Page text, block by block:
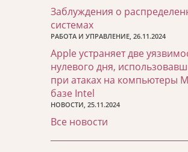
Заблуждения о
системах
РАБОТА И УПРАВЛЕНИЕ, 26.11.2024
Apple устраняет две
нулевого дня,
при атаках на компьютеры
базе Intel
НОВОСТИ, 25.11.2024
Все новости